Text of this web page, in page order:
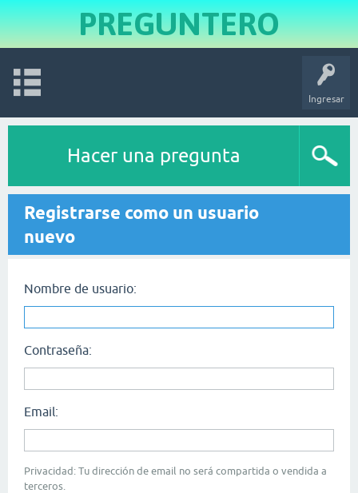
PREGUNTERO
Ingresar
Hacer una pregunta
Registrarse como un usuario
nuevo
Nombre de usuario:
Contraseña:
Email:
Privacidad: Tu dirección de email no será compartida o vendida a
terceros.